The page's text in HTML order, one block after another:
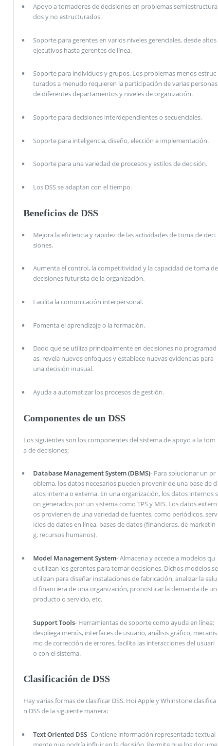
Apoyo a tomadores de decisiones en problemas semiestructura
dos y no estructurados.
Soporte para gerentes en varios niveles gerenciales, desde altos
ejecutivos hasta gerentes de línea.
Soporte para individuos y grupos. Los problemas menos estruc
turados a menudo requieren la participación de varias personas
de diferentes departamentos y niveles de organización.
Soporte para decisiones interdependientes o secuenciales.
Soporte para inteligencia, diseño, elección e implementación.
Soporte para una variedad de procesos y estilos de decisión.
Los DSS se adaptan con el tiempo.
Beneficios de DSS
Mejora la eficiencia y rapidez de las actividades de toma de deci
siones.
Aumenta el control, la competitividad y la capacidad de toma de
decisiones futurista de la organización.
Facilita la comunicación interpersonal.
Fomenta el aprendizaje o la formación.
Dado que se utiliza principalmente en decisiones no programad
as, revela nuevos enfoques y establece nuevas evidencias para
una decisión inusual.
Ayuda a automatizar los procesos de gestión.
Componentes de un DSS
Los siguientes son los componentes del sistema de apoyo a la tom
a de decisiones:
Database Management System (DBMS)- Para solucionar un pr
oblema, los datos necesarios pueden provenir de una base de d
atos interna o externa. En una organización, los datos internos s
on generados por un sistema como TPS y MIS. Los datos extern
os provienen de una variedad de fuentes, como periódicos, serv
icios de datos en línea, bases de datos (financieras, de marketin
g, recursos humanos).
Model Management System- Almacena y accede a modelos qu
e utilizan los gerentes para tomar decisiones. Dichos modelos se
utilizan para diseñar instalaciones de fabricación, analizar la salu
d financiera de una organización, pronosticar la demanda de un
producto o servicio, etc.
Support Tools- Herramientas de soporte como ayuda en línea;
despliega menús, interfaces de usuario, análisis gráfico, mecanis
mo de corrección de errores, facilita las interacciones del usuari
o con el sistema.
Clasificación de DSS
Hay varias formas de clasificar DSS. Hoi Apple y Whinstone clasifica
n DSS de la siguiente manera:
Text Oriented DSS- Contiene información representada textual